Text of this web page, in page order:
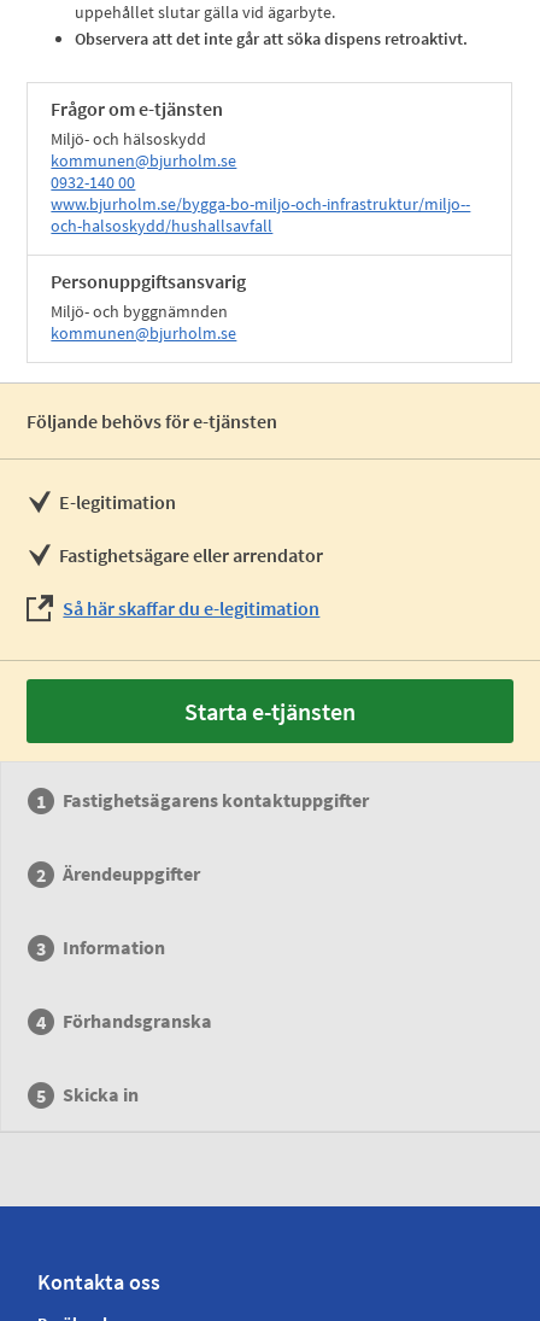
uppehållet slutar gälla vid ägarbyte.
Observera att det inte går att söka dispens retroaktivt.
Frågor om e-tjänsten
Miljö- och hälsoskydd
kommunen@bjurholm.se
0932-140 00
www.bjurholm.se/bygga-bo-miljo-och-infrastruktur/miljo--
och-halsoskydd/hushallsavfall
Personuppgiftsansvarig
Miljö- och byggnämnden
kommunen@bjurholm.se
Följande behövs för e-tjänsten
E-legitimation
Fastighetsägare eller arrendator
Så här skaffar du e-legitimation
Starta e-tjänsten
Fastighetsägarens kontaktuppgifter
Ärendeuppgifter
Information
Förhandsgranska
Skicka in
Kontakta oss